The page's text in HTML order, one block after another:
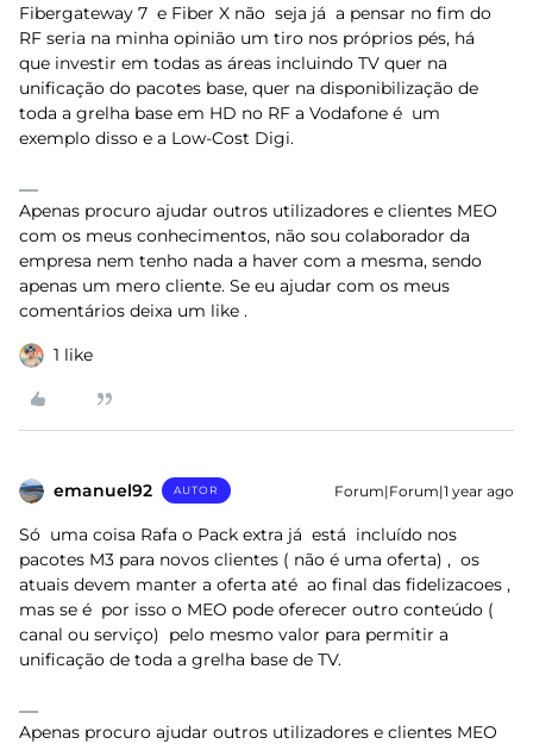
Fibergateway 7 e Fiber X não seja já a pensar no fim do
RF seria na minha opinião um tiro nos próprios pés, há
que investir em todas as áreas incluindo TV quer na
unificação do pacotes base, quer na disponibilização de
toda a grelha base em HD no RF a Vodafone é um
exemplo disso e a Low-Cost Digi.
Apenas procuro ajudar outros utilizadores e clientes MEO
com os meus conhecimentos, não sou colaborador da
empresa nem tenho nada a haver com a mesma, sendo
apenas um mero cliente. Se eu ajudar com os meus
comentários deixa um like .
1 like
emanuel92 AUTOR Forum|Forum|1 year ago
Só uma coisa Rafa o Pack extra já está incluído nos
pacotes M3 para novos clientes ( não é uma oferta) , os
atuais devem manter a oferta até ao final das fidelizacoes ,
mas se é por isso o MEO pode oferecer outro conteúdo (
canal ou serviço) pelo mesmo valor para permitir a
unificação de toda a grelha base de TV.
Apenas procuro ajudar outros utilizadores e clientes MEO